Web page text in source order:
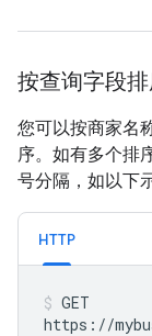
按查询字段
您可以按商家名
序。如有多个排
号分隔，如以下
HTTP
GET
https://